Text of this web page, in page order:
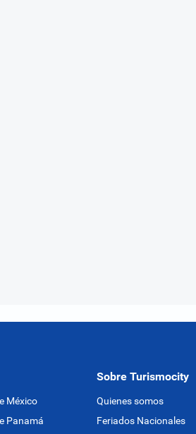
México
Panamá
Sobre Turismocity
Quienes somos
Feriados Nacionales